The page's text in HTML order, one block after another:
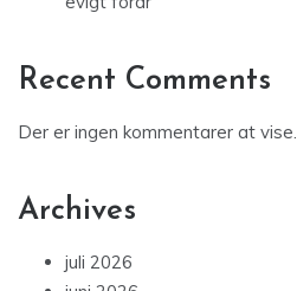
Recent Comments
Der er ingen kommentarer at vise.
Archives
juli 2026